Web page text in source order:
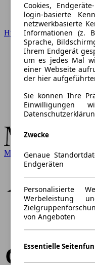
Hyundai
Mercedes-Benz
Cookies,
login-basierte
netzwerkbasierte
Informationen (z.
Sprache,
Ihrem Endgerät
um es jedes Mal
einer Webseite
der hier
Sie können Ihre
Einwilligungen
Zwecke
Genaue
Endgeräten
Personalisierte
Werbeleistung
von Angeboten
Essentielle